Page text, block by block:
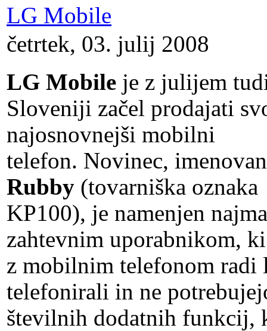
LG Mobile
četrtek, 03. julij 2008
LG Mobile je z julijem
Sloveniji začel prodajati
najosnovnejši mobilni
telefon. Novinec, imenovan
Rubby (tovarniška oznaka
KP100), je namenjen
zahtevnim uporabnikom,
z mobilnim telefonom radi
telefonirali in ne
številnih dodatnih funkcij,